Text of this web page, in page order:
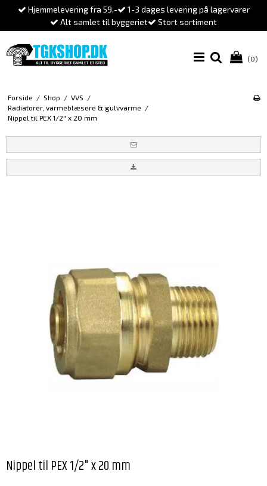
Hjemmelevering fra 59,-
1-3 dages levering på lagervarer
Alt samlet til byggeriet
Stort sortiment
(0)
Forside / Shop / VVS /
Radiatorer, varmeblæsere & gulvvarme /
Nippel til PEX 1/2" x 20 mm
Nippel til PEX 1/2" x 20 mm